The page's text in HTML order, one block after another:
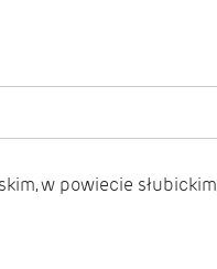
w powiecie słubickim